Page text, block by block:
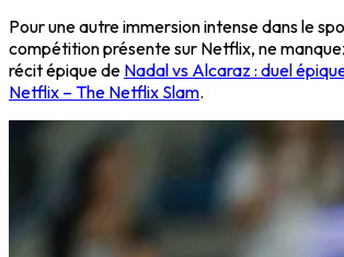
Pour une autre immersion intense dans le
compétition présente sur Netflix, ne
récit épique de Nadal vs Alcaraz : duel
Netflix – The Netflix Slam.